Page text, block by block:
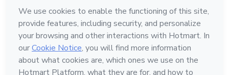
Conheça a Hotmart